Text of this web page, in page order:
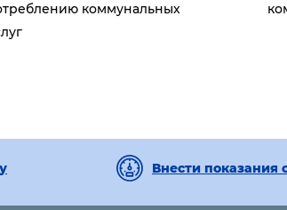
коммунальных
Внести показания